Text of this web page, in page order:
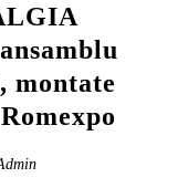
montate